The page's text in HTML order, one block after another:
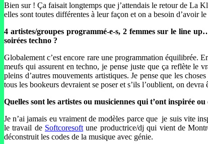
Bien sur ! Ça faisait longtemps que j’attendais le retour de La
elles sont toutes différentes à leur façon et on a besoin d’avoir
4 artistes/groupes programmé-e-s, 2 femmes sur le line
soirées techno ?
Globalement c’est encore rare une programmation équilibrée.
meufs qui assurent en techno, je pense juste que ça reflète le
pleins d’autres mouvements artistiques. Je pense que les
tous les bookeurs devraient se poser et s’ils l’oublient, on devra
Quelles sont les artistes ou musiciennes qui t’ont inspirée
Je n’ai jamais eu vraiment de modèles parce que je suis vite
le travail de Softcoresoft une productrice/dj qui vient de
déconstruit les codes de la musique avec génie.